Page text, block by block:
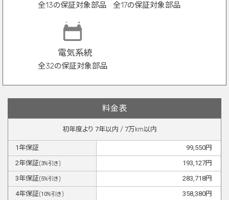
全13の保証対象部品 全17の保証対象部品
電気系統
全32の保証対象部品
料金表
初年度より 7年以内 / 7万km以内
1年保証 99,550円
2年保証(3%引き) 193,127円
3年保証(5%引き) 283,718円
4年保証(10%引き) 358,380円